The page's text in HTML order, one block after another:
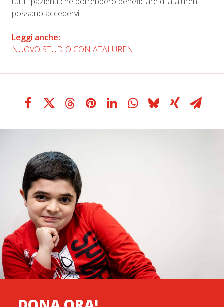
possano accedervi.
Leggi anche:
NUOVO STUDIO CON ATALUREN